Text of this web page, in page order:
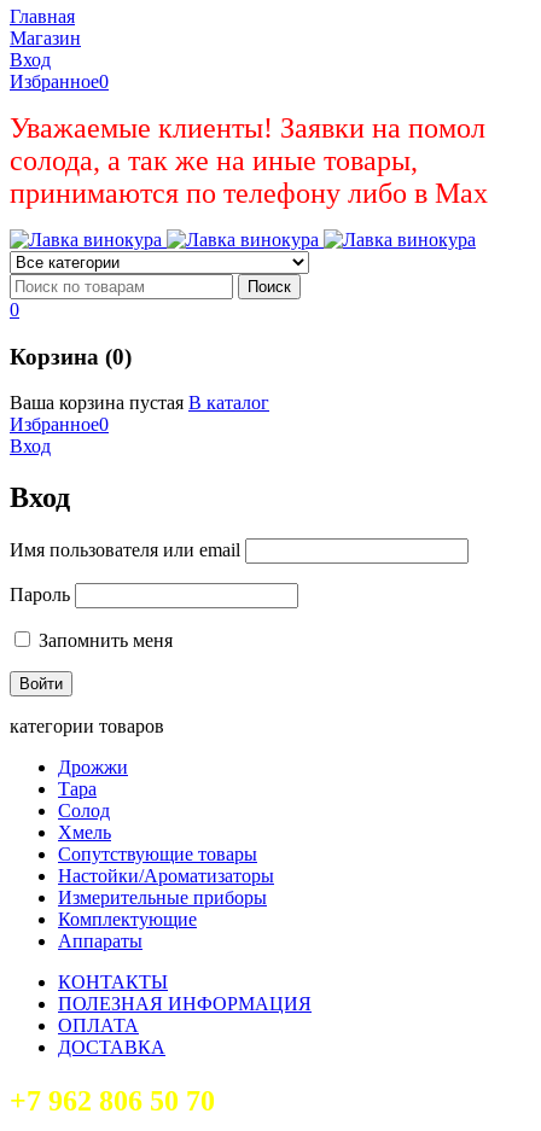
Главная
Магазин
Вход
Избранное0
Уважаемые клиенты! Заявки на помол
солода, а так же на иные товары,
принимаются по телефону либо в Max
0
Корзина (0)
Ваша корзина пустая В каталог
Избранное0
Вход
Вход
Имя пользователя или email
Пароль
Запомнить меня
категории товаров
Дрожжи
Тара
Солод
Хмель
Сопутствующие товары
Настойки/Ароматизаторы
Измерительные приборы
Комплектующие
Аппараты
КОНТАКТЫ
ПОЛЕЗНАЯ ИНФОРМАЦИЯ
ОПЛАТА
ДОСТАВКА
+7 962 806 50 70